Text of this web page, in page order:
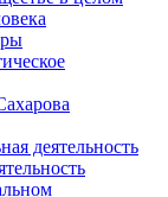
деятельность